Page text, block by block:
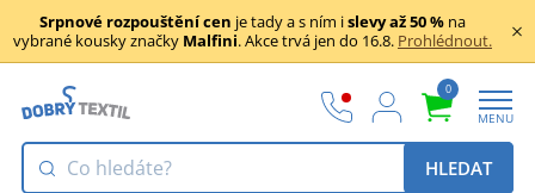
Srpnové rozpouštění cen je tady a s ním islevy až 50 % na
vybrané kousky značky Malfini. Akce trvá jen do 16.8. Prohlédnout.
0
MENU
HLEDAT